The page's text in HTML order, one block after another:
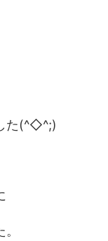
た(^◇^;)